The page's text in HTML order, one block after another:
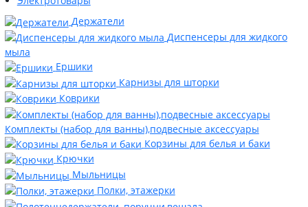
Держатели
Диспенсеры для жидкого
мыла
Ершики
Карнизы для шторки
Коврики
Комплекты (набор для ванны),подвесные аксессуары
Корзины для белья и баки
Крючки
Мыльницы
Полки, этажерки